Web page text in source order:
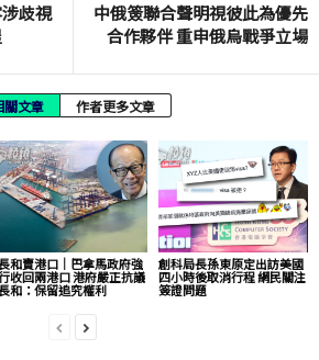
歧視
中俄簽聯合聲明視彼此為優先
合作夥伴 重申俄烏戰爭立場
關文章 作者更多文章
和賣港口｜巴拿馬政府強
收回兩港口 港府嚴正抗議
和：保留追究權利
創科局長孫東原定出訪美國
四小時後取消行程 網民關注
簽證問題